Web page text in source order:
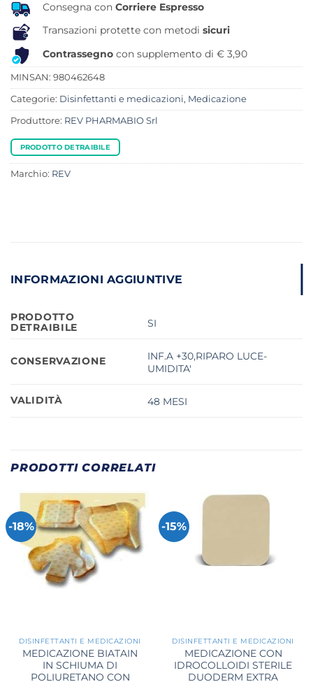
Consegna con Corriere Espresso
Transazioni protette con metodi sicuri
Contrassegno con supplemento di € 3,90
MINSAN: 980462648
Categorie: Disinfettanti e medicazioni, Medicazione
Produttore: REV PHARMABIO Srl
PRODOTTO DETRAIBILE
Marchio: REV
INFORMAZIONI AGGIUNTIVE
PRODOTTO
DETRAIBILE
SI
CONSERVAZIONE
INF.A +30,RIPARO LUCE-
UMIDITA'
VALIDITÀ 48 MESI
PRODOTTI CORRELATI
-18%
DISINFETTANTI E MEDICAZIONI
MEDICAZIONE BIATAIN
IN SCHIUMA DI
POLIURETANO CON
-15%
DISINFETTANTI E MEDICAZIONI
MEDICAZIONE CON
IDROCOLLOIDI STERILE
DUODERM EXTRA